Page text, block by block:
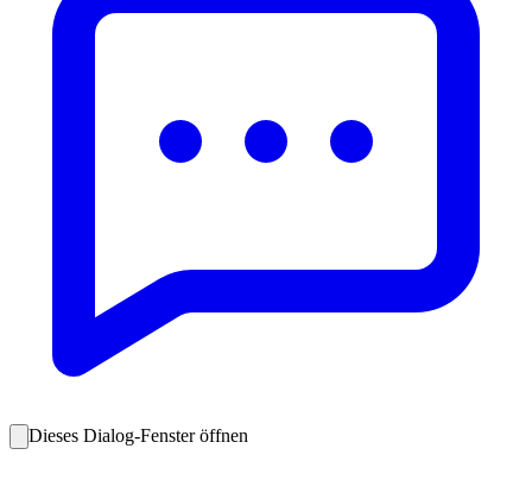
Dieses Dialog-Fenster öffnen